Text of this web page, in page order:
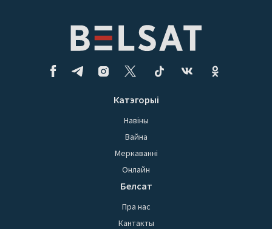
Катэгорыі
Навіны
Вайна
Меркаванні
Онлайн
Белсат
Пра нас
Кантакты